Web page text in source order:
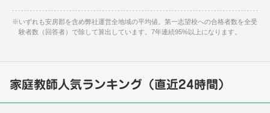
※いずれも安房郡を含め弊社運営全地域の平均値。第一志望校への合格者数を全受
験者数（回答者）で除して算出しています。7年連続95%以上になります。
家庭教師人気ランキング（直近24時間）